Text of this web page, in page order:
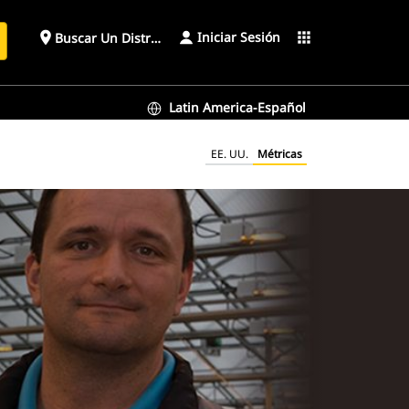
place Buscar Un Distribuidor Iniciar Sesión apps
Latin America-Español
EE. UU. Métricas